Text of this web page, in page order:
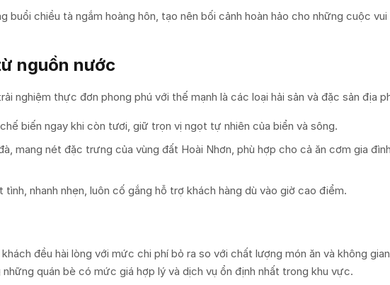
buổi chiều tà ngắm hoàng hôn, tạo nên bối cảnh hoàn hảo cho những cuộc
nguồn nước
nghiệm thực đơn phong phú với thế mạnh là các loại hải sản và đặc sản địa
biến ngay khi còn tươi, giữ trọn vị ngọt tự nhiên của biển và sông.
mang nét đặc trưng của vùng đất Hoài Nhơn, phù hợp cho cả ăn cơm gia
tình, nhanh nhẹn, luôn cố gắng hỗ trợ khách hàng dù vào giờ cao điểm.
đều hài lòng với mức chi phí bỏ ra so với chất lượng món ăn và không
quán bè có mức giá hợp lý và dịch vụ ổn định nhất trong khu vực.